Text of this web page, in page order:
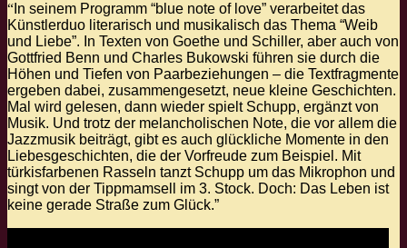
“ In seinem Programm “blue note of love” verarbeitet das
Künstlerduo literarisch und musikalisch das Thema “Weib
und Liebe”. In Texten von Goethe und Schiller, aber auch von
Gottfried Benn und Charles Bukowski führen sie durch die
Höhen und Tiefen von Paarbeziehungen – die Textfragmente
ergeben dabei, zusammengesetzt, neue kleine Geschichten.
Mal wird gelesen, dann wieder spielt Schupp, ergänzt von
Musik. Und trotz der melancholischen Note, die vor allem die
Jazzmusik beiträgt, gibt es auch glückliche Momente in den
Liebesgeschichten, die der Vorfreude zum Beispiel. Mit
türkisfarbenen Rasseln tanzt Schupp um das Mikrophon und
singt von der Tippmamsell im 3. Stock. Doch: Das Leben ist
keine gerade Straße zum Glück.”